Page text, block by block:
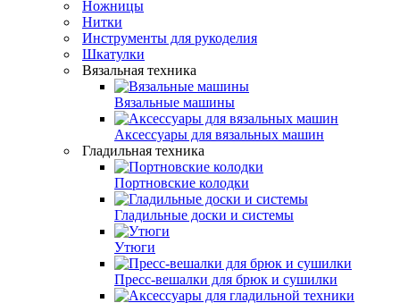
Ножницы
Нитки
Инструменты для рукоделия
Шкатулки
Вязальная техника
Вязальные машины
Аксессуары для вязальных машин
Гладильная техника
Портновские колодки
Гладильные доски и системы
Утюги
Пресс-вешалки для брюк и сушилки